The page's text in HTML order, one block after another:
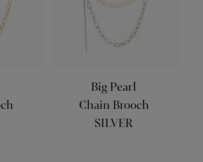
Big Pearl
Chain Brooch
SILVER